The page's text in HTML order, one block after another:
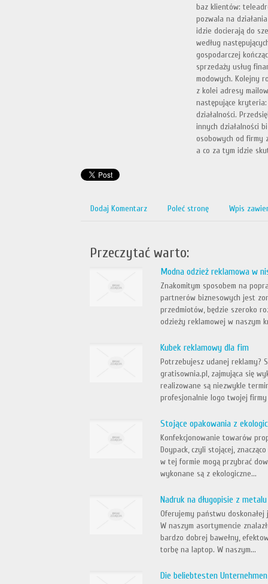
baz klientów:
pozwala na
idzie docierają do
według
gospodarczej
sprzedaży usług
modowych. Kolejny
z kolei adresy
następujące
działalności.
innych działalności
osobowych od firmy
a co za tym idzie
Dodaj Komentarz Poleć stronę Wpis
Przeczytać warto:
Modna odzież reklamowa w
Znakomitym sposobem na
partnerów biznesowych jest
przedmiotów, będzie szeroko
odzieży reklamowej w naszym
Kubek reklamowy dla fim
Potrzebujesz udanej reklamy?
gratisownia.pl, zajmująca się
realizowane są niezwykle
profesjonalnie logo twojej firmy
Stojące opakowania z
Konfekcjonowanie towarów
Doypack, czyli stojącej,
w tej formie mogą przybrać
wykonane są z ekologiczne...
Nadruk na długopisie z metalu
Oferujemy państwu
W naszym asortymencie
bardzo dobrej bawełny,
torbę na laptop. W naszym...
Die beliebtesten